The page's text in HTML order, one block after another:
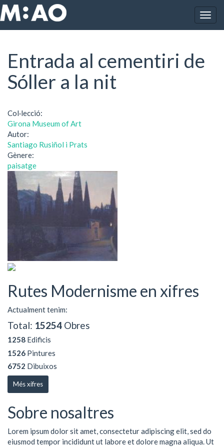
Vés al contingut
Inici Entrada al cementiri de Sóller a la nit
Entrada al cementiri de
Sóller a la nit
Col·lecció:
Girona Museum of Art
Autor:
Santiago Rusiñol i Prats
Gènere:
paisatge
Rutes Modernisme en xifres
Actualment tenim:
Total: 15254 Obres
1258 Edificis
1526 Pintures
6752 Dibuixos
Més xifres
Sobre nosaltres
Lorem ipsum dolor sit amet, consectetur adipiscing elit, sed do
eiusmod tempor incididunt ut labore et dolore magna aliqua. Ut